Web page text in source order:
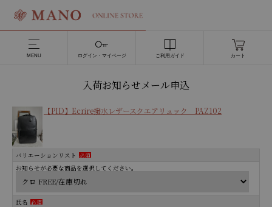
MENU ログイン・マイページ ご利用ガイド カート
入荷お知らせメール申込
【PID】Ecrire撥水レザースクエアリュック PAZ102
バリエーションリスト 必須
お知らせが必要な商品を選択してください。
氏名 必須